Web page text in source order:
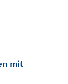
mit